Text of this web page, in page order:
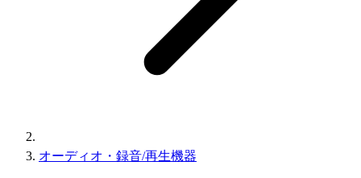
オーディオ・録音/再生機器